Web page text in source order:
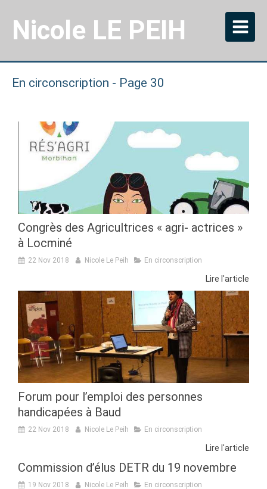
Nicole LE PEIH
En circonscription - Page 30
Congrès des Agricultrices « agri- actrices »
à Locminé
22 Nov 2018 Nicole Le Peih En circonscription
Lire l'article
Forum pour l’emploi des personnes
handicapées à Baud
22 Nov 2018 Nicole Le Peih En circonscription
Lire l'article
Commission d’élus DETR du 19 novembre
19 Nov 2018 Nicole Le Peih En circonscription